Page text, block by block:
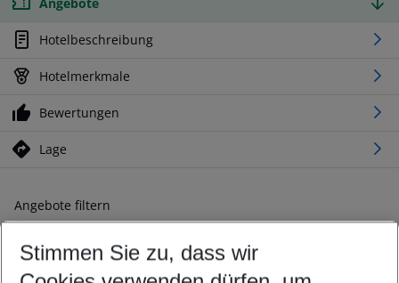
Hotelbeschreibung
Hotelmerkmale
Bewertungen
Lage
Angebote filtern
Ändern Sie Ihre Kriterien nach Ihren Wünschen
Abflughafen wählen
Beliebiger Abflughafen
Stimmen Sie zu, dass wir